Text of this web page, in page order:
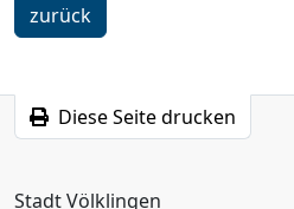
ein
Schritt
zurück
Diese Seite drucken
Stadt Völklingen